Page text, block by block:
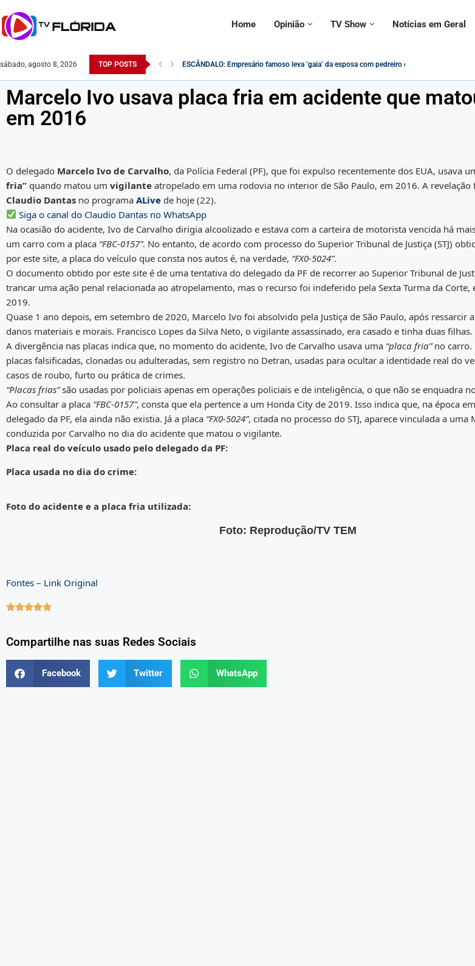
Home Opinião TV Show Notícias em Geral
sábado, agosto 8, 2026 TOP POSTS O Exército Brasileiro na contramão da modernidade – Paulo Figueiredo
Marcelo Ivo usava placa fria em acidente que
em 2016
O delegado Marcelo Ivo de Carvalho, da Polícia Federal (PF), que foi expulso recentemente dos EUA, usava
fria” quando matou um vigilante atropelado em uma rodovia no interior de São Paulo, em 2016. A
Claudio Dantas no programa ALive de hoje (22).
Siga o canal do Claudio Dantas no WhatsApp
Na ocasião do acidente, Ivo de Carvalho dirigia alcoolizado e estava com a carteira de motorista vencida há
um carro com a placa “FBC-0157”. No entanto, de acordo com processo do Superior Tribunal de Justiça (STJ)
por este site, a placa do veículo que consta nos autos é, na verdade, “FX0-5024”.
O documento obtido por este site é de uma tentativa do delegado da PF de recorrer ao Superior Tribunal de
trancar uma ação penal relacionada ao atropelamento, mas o recurso foi indeferido pela Sexta Turma da
2019.
Quase 1 ano depois, em setembro de 2020, Marcelo Ivo foi absolvido pela Justiça de São Paulo, após ressarcir
danos materiais e morais. Francisco Lopes da Silva Neto, o vigilante assassinado, era casado e tinha duas filhas.
A divergência nas placas indica que, no momento do acidente, Ivo de Carvalho usava uma “placa fria”no carro.
placas falsificadas, clonadas ou adulteradas, sem registro no Detran, usadas para ocultar a identidade real do
casos de roubo, furto ou prática de crimes.
“Placas frias”são usadas por policiais apenas em operações policiais e de inteligência, o que não se enquadra
Ao consultar a placa “FBC-0157”, consta que ela pertence a um Honda City de 2019. Isso indica que, na época
delegado da PF, ela ainda não existia. Já a placa “FX0-5024”, citada no processo do STJ, aparece vinculada a uma
conduzida por Carvalho no dia do acidente que matou o vigilante.
Placa real do veículo usado pelo delegado da PF:
Placa usada no dia do crime:
Foto do acidente e a placa fria utilizada:
Foto: Reprodução/TV TEM
Fontes – Link Original

Compartilhe nas suas Redes Sociais
Facebook Twitter WhatsApp